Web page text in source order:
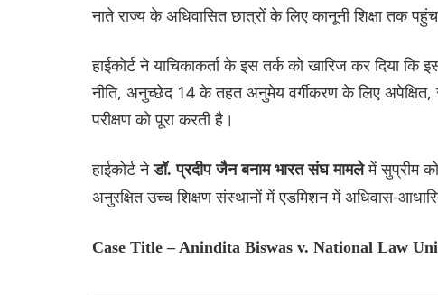
नाते राज्य के अधिवासित छात्रों के लिए कानूनी शिक्षा तक
हाईकोर्ट ने याचिकाकर्ता के इस तर्क को खारिज कर दिया
नीति, अनुच्छेद 14 के तहत अनुमेय वर्गीकरण के लिए
परीक्षण को पूरा करती है।
हाईकोर्ट नेडॉ. प्रदीप जैन बनाम भारत संघ मामलेमें सुप्रीम
अनुरक्षित उच्च शिक्षण संस्थानों में एडमिशन में अधिवास-
Case Title – Anindita Biswas v. National Law